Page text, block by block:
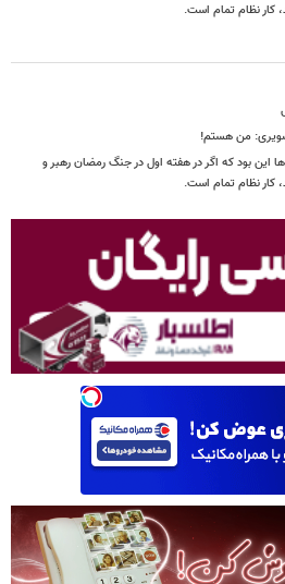
کار نظام تمام است.
من هستم!
بود که اگر در هفته اول در جنگ رمضان رهبر و
کار نظام تمام است.